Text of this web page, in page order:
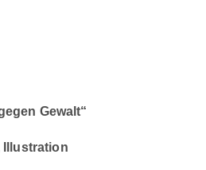
Gewalt“
Illustration